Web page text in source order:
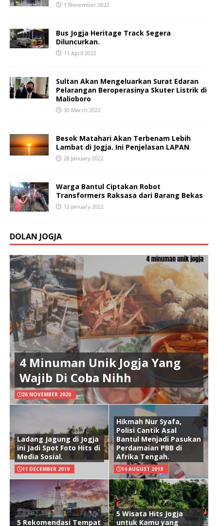
1 November 2022
Bus Jogja Heritage Track Segera
Diluncurkan.
11 April 2022
Sultan Akan Mengeluarkan Surat Edaran
Pelarangan Beroperasinya Skuter Listrik di
Malioboro
30 March 2022
Besok Matahari Akan Terbenam Lebih
Lambat di Jogja. Ini Penjelasan LAPAN
28 January 2022
Warga Bantul Ciptakan Robot
Transformers Raksasa dari Barang Bekas
12 January 2022
DOLAN JOGJA
4 Minuman Unik Jogja Yang
Wajib Di Coba Nihh
26 NOVEMBER 2020
Ladang Jagung di Jogja
ini Jadi Spot Foto Hits di
Media Sosial.
11 DECEMBER 2019
Hikmah Nur Syafa,
Polisi Cantik Asal
Bantul Menjadi Pasukan
Perdamaian PBB di
Afrika Tengah.
14 AUGUST 2019
5 Rekomendasi Tempat
5 Wisata Hits Jogja
untuk Kamu yang